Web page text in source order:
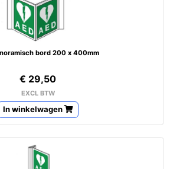
bord 200 x 400mm
€ 29,50
EXCL BTW
In winkelwagen